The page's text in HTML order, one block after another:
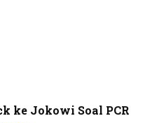
ke Jokowi Soal PCR